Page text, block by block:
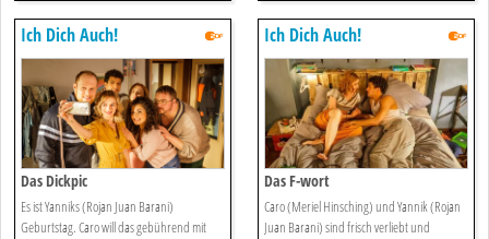
Ich Dich Auch!
Das Dickpic
Es ist Yanniks (Rojan Juan Barani)
Geburtstag. Caro will das gebührend mit
Ich Dich Auch!
Das F-wort
Caro (Meriel Hinsching) und Yannik (Rojan
Juan Barani) sind frisch verliebt und